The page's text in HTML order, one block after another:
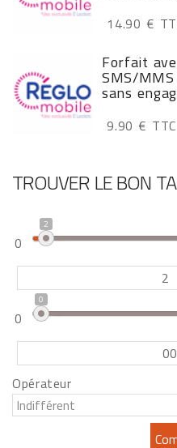
14.90 €
Forfait
SMS/
sans
9.90 € TTC
TROUVER LE BON
0
2
0
0
Opérateur